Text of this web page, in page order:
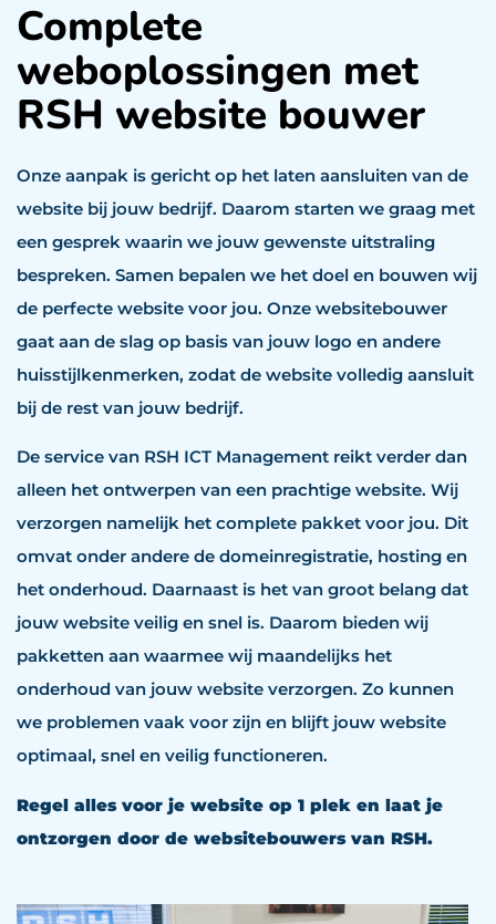
Complete
weboplossingen met
RSH website bouwer
Onze aanpak is gericht op het laten aansluiten van de
website bij jouw bedrijf. Daarom starten we graag met
een gesprek waarin we jouw gewenste uitstraling
bespreken. Samen bepalen we het doel en bouwen wij
de perfecte website voor jou. Onze websitebouwer
gaat aan de slag op basis van jouw logo en andere
huisstijlkenmerken, zodat de website volledig aansluit
bij de rest van jouw bedrijf.
De service van RSH ICT Management reikt verder dan
alleen het ontwerpen van een prachtige website. Wij
verzorgen namelijk het complete pakket voor jou. Dit
omvat onder andere de domeinregistratie, hosting en
het onderhoud. Daarnaast is het van groot belang dat
jouw website veilig en snel is. Daarom bieden wij
pakketten aan waarmee wij maandelijks het
onderhoud van jouw website verzorgen. Zo kunnen
we problemen vaak voor zijn en blijft jouw website
optimaal, snel en veilig functioneren.
Regel alles voor je website op 1 plek en laat je
ontzorgen door de websitebouwers van RSH.